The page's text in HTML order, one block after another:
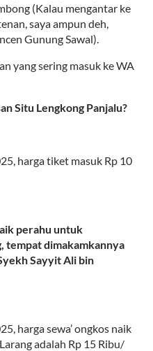
(Kalau mengantar ke
saya ampun deh,
Gunung Sawal).
yang sering masuk ke WA
Situ Lengkong Panjalu?
harga tiket masuk Rp 10
perahu untuk
tempat dimakamkannya
Sayyit Ali bin
harga sewa’ ongkos naik
adalah Rp 15 Ribu/